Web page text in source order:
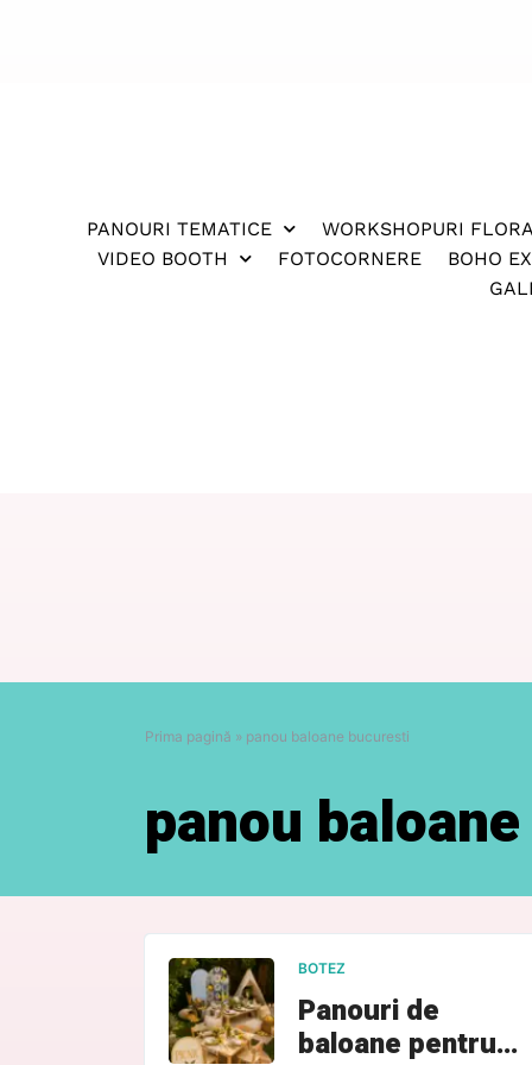
PANOURI TEMATICE WORKSHOPURI
VIDEO BOOTH
FOTOCORNERE BOHO
Prima pagină » panou baloane bucuresti
panou
BOTEZ
Panouri de
baloane pentru